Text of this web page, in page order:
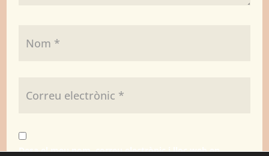
Desa el meu nom, correu electrònic i lloc web en